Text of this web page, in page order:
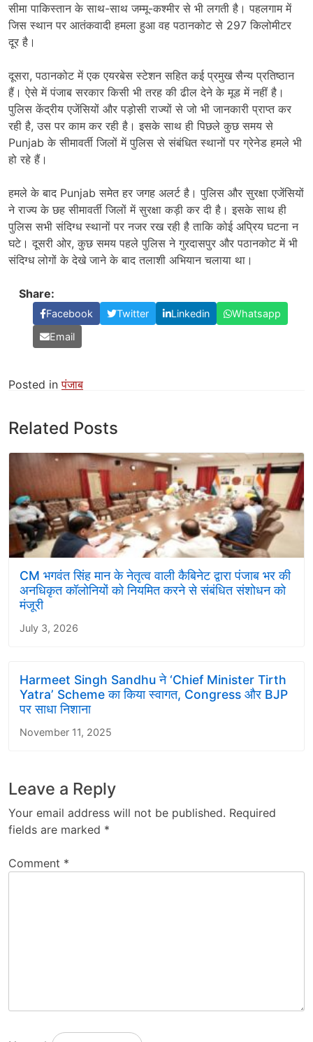
सीमा पाकिस्तान के साथ-साथ जम्मू-कश्मीर से भी लगती है। पहलगाम में
जिस स्थान पर आतंकवादी हमला हुआ वह पठानकोट से 297 किलोमीटर
दूर है।
दूसरा, पठानकोट में एक एयरबेस स्टेशन सहित कई प्रमुख सैन्य प्रतिष्ठान
हैं। ऐसे में पंजाब सरकार किसी भी तरह की ढील देने के मूड में नहीं है।
पुलिस केंद्रीय एजेंसियों और पड़ोसी राज्यों से जो भी जानकारी प्राप्त कर
रही है, उस पर काम कर रही है। इसके साथ ही पिछले कुछ समय से
Punjab के सीमावर्ती जिलों में पुलिस से संबंधित स्थानों पर ग्रेनेड हमले भी
हो रहे हैं।
हमले के बाद Punjab समेत हर जगह अलर्ट है। पुलिस और सुरक्षा एजेंसियों
ने राज्य के छह सीमावर्ती जिलों में सुरक्षा कड़ी कर दी है। इसके साथ ही
पुलिस सभी संदिग्ध स्थानों पर नजर रख रही है ताकि कोई अप्रिय घटना न
घटे। दूसरी ओर, कुछ समय पहले पुलिस ने गुरदासपुर और पठानकोट में भी
संदिग्ध लोगों के देखे जाने के बाद तलाशी अभियान चलाया था।
Share:
Facebook Twitter Linkedin
Whatsapp
Email
Posted inपंजाब
Related Posts
CM भगवंत सिंह मान के नेतृत्व वाली कैबिनेट द्वारा पंजाब भर की
अनधिकृत कॉलोनियों को नियमित करने से संबंधित संशोधन को
मंजूरी
July 3, 2026
Harmeet Singh Sandhu ने ‘Chief Minister Tirth
Yatra’ Scheme का किया स्वागत, Congress और BJP
पर साधा निशाना
November 11, 2025
Leave a Reply
Your email address will not be published. Required
fields are marked *
Comment *